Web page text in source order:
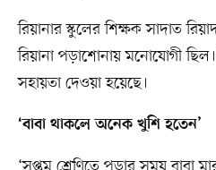
রিয়ানার স্কুলের শিক্ষক সাদাত
রিয়ানা পড়াশোনায় মনোযোগী
সহায়তা দেওয়া হয়েছে।
‘বাবা থাকলে অনেক খুশি হতেন’